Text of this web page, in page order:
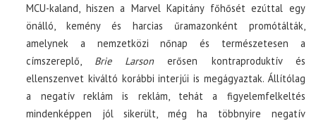
MCU-kaland, hiszen a Marvel Kapitány főhősét ezúttal egy
önálló, kemény és harcias űramazonként promótálták,
amelynek a nemzetközi nőnap és természetesen a
címszereplő, Brie Larsonerősen kontraproduktív és
ellenszenvet kiváltó korábbi interjúi is megágyaztak. Állítólag
a negatív reklám is reklám, tehát a figyelemfelkeltés
mindenképpen jól sikerült, még ha többnyire negatív